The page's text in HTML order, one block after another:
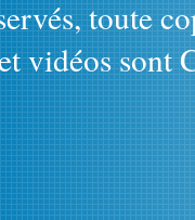
toute
vidéos